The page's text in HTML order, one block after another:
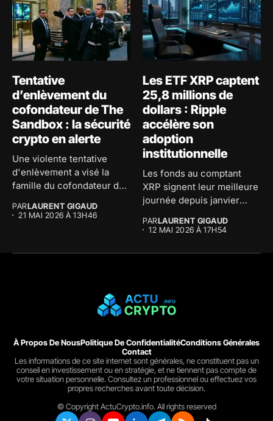
Tentative
d’enlèvement du
cofondateur de The
Sandbox : la sécurité
crypto en alerte
Une violente tentative
d'enlèvement a visé la
famille du cofondateur de
PARLAURENT GIGAUD
21 MAI 2026 À 13H46
Les ETF XRP captent
25,8 millions de
dollars : Ripple
accélère son
adoption
institutionnelle
Les fonds au comptant
XRP signent leur meilleure
journée depuis janvier
PARLAURENT GIGAUD
12 MAI 2026 À 17H54
À Propos De NousPolitique De ConfidentialitéConditions Générales
Contact
Les informations de ce site internet sont générales, ne constituent pas un
conseil en investissement ou en stratégie, et ne tiennent pas compte de
votre situation personnelle. Consultez un professionnel ou effectuez vos
propres recherches avant toute décision.
© Copyright ActuCrypto.info. All rights reserved